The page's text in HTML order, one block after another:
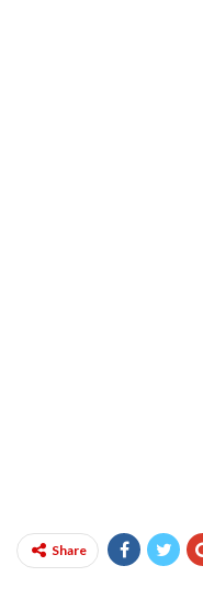
Share